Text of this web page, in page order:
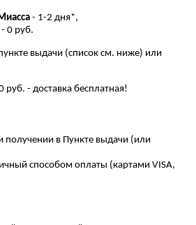
- 1-2 дня*,
0 руб.
выдачи (список см. ниже) или
- доставка бесплатная!
получении в Пункте выдачи (или
способом оплаты (картами VISA,